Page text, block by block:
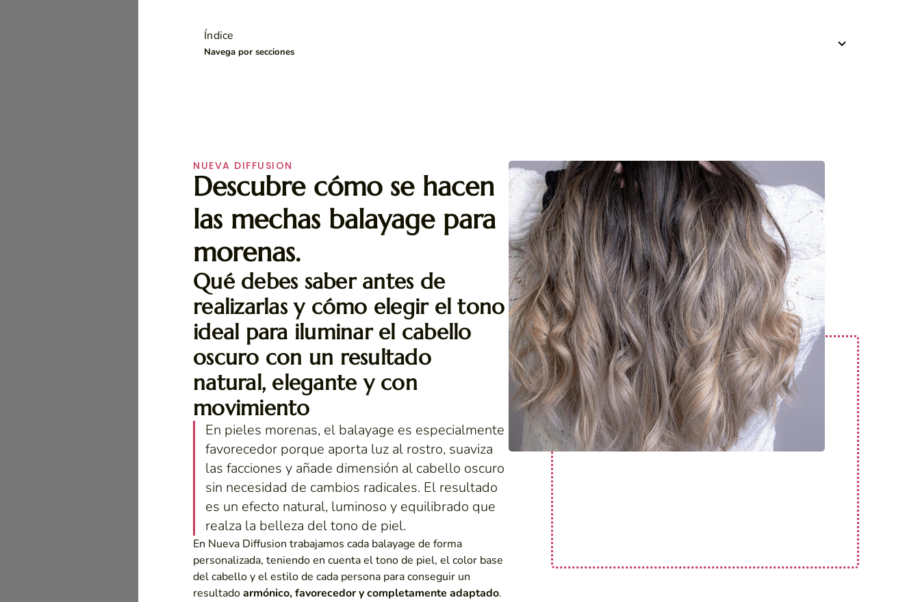
Índice
Navega por secciones
NUEVA DIFFUSION
Descubre cómo se hacen
las mechas balayage para
morenas.
Qué debes saber antes de
realizarlas y cómo elegir el tono
ideal para iluminar el cabello
oscuro con un resultado
natural, elegante y con
movimiento
En pieles morenas, el balayage es especialmente
favorecedor porque aporta luz al rostro, suaviza
las facciones y añade dimensión al cabello oscuro
sin necesidad de cambios radicales. El resultado
es un efecto natural, luminoso y equilibrado que
realza la belleza del tono de piel.
En Nueva Diffusion trabajamos cada balayage de forma
personalizada, teniendo en cuenta el tono de piel, el color base
del cabello y el estilo de cada persona para conseguir un
resultadoarmónico, favorecedor y completamente adaptado.